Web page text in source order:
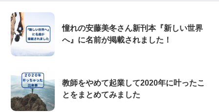
憧れの安藤美冬さん新刊本『新しい世界
へ』に名前が掲載されました！
教師をやめて起業して2020年に叶ったこ
とをまとめてみました